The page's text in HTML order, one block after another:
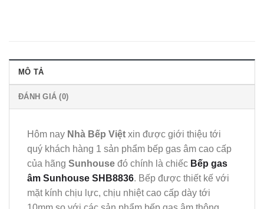
MÔ TẢ
ĐÁNH GIÁ (0)
Hôm nay Nhà Bếp Việt xin được giới thiệu tới
quý khách hàng 1 sản phẩm bếp gas âm cao cấp
của hãng Sunhouse đó chính là chiếc Bếp gas
âm Sunhouse SHB8836. Bếp được thiết kế với
mặt kính chịu lực, chịu nhiệt cao cấp dày tới